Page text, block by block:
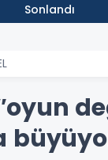
Sonlandı